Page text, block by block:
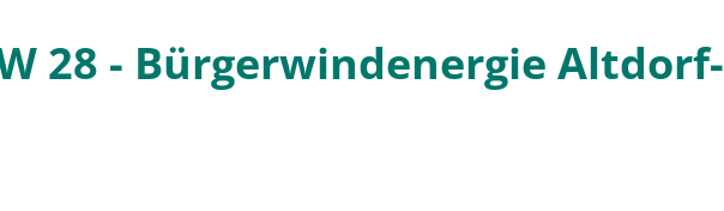
28 - Bürgerwindenergie Altdorf-